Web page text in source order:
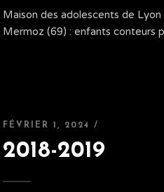
Maison des adolescents de
Mermoz (69) : enfants conteurs
FÉVRIER 1, 2024 /
2018-2019